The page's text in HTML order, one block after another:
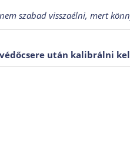
szabad visszaélni, mert
után kalibrálni
TSR, ACC, ITS, BSD,
diagnosztizálni és kalibrálni